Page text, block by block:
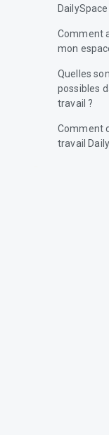
DailySpace
Comment
mon
Quelles
possibles
travail ?
Comment
travail